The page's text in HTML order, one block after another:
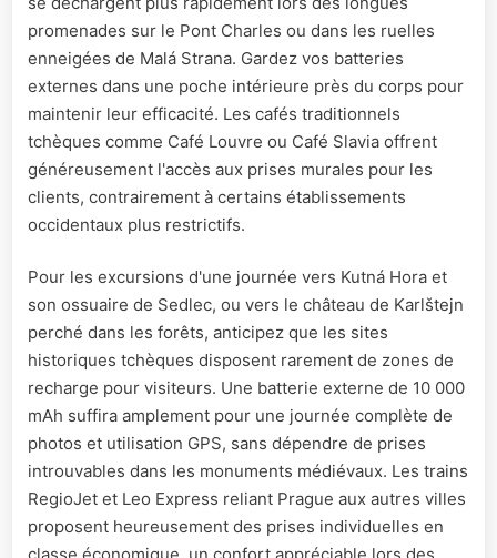
promenades sur le Pont Charles ou dans les ruelles
enneigées de Malá Strana. Gardez vos batteries
externes dans une poche intérieure près du corps pour
maintenir leur efficacité. Les cafés traditionnels
tchèques comme Café Louvre ou Café Slavia offrent
généreusement l'accès aux prises murales pour les
clients, contrairement à certains établissements
occidentaux plus restrictifs.
Pour les excursions d'une journée vers Kutná Hora et
son ossuaire de Sedlec, ou vers le château de Karlštejn
perché dans les forêts, anticipez que les sites
historiques tchèques disposent rarement de zones de
recharge pour visiteurs. Une batterie externe de 10 000
mAh suffira amplement pour une journée complète de
photos et utilisation GPS, sans dépendre de prises
introuvables dans les monuments médiévaux. Les trains
RegioJet et Leo Express reliant Prague aux autres villes
proposent heureusement des prises individuelles en